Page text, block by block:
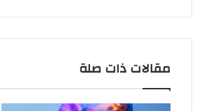
مقالات ذات صلة